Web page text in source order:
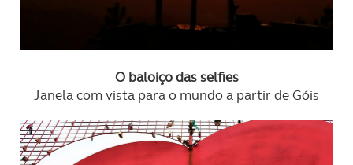
O baloiço das selfies
Janela com vista para o mundo a partir de Góis